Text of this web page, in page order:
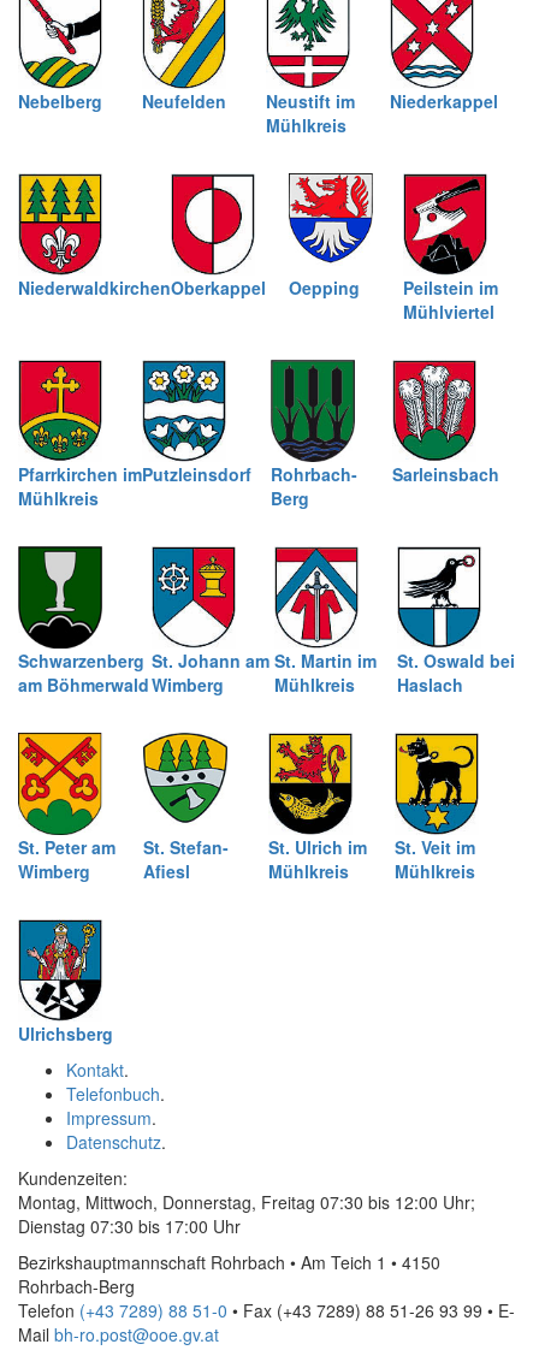
Nebelberg Neufelden
Neustift im
Mühlkreis
Niederkappel
NiederwaldkirchenOberkappel Oepping
Peilstein im
Mühlviertel
Pfarrkirchen im
Mühlkreis
Putzleinsdorf
Rohrbach-
Berg
Sarleinsbach
Schwarzenberg
am Böhmerwald
St. Johann am
Wimberg
St. Martin im
Mühlkreis
St. Oswald bei
Haslach
St. Peter am
Wimberg
St. Stefan-
Afiesl
St. Ulrich im
Mühlkreis
St. Veit im
Mühlkreis
Ulrichsberg
Kontakt.
Telefonbuch.
Impressum.
Datenschutz.
Kundenzeiten:
Montag, Mittwoch, Donnerstag, Freitag 07:30 bis 12:00 Uhr;
Dienstag 07:30 bis 17:00 Uhr
Bezirkshauptmannschaft Rohrbach • Am Teich 1 • 4150
Rohrbach-Berg
Telefon (+43 7289) 88 51-0 • Fax (+43 7289) 88 51-26 93 99 • E-
Mail bh-ro.post@ooe.gv.at